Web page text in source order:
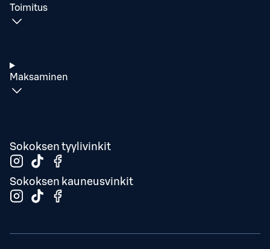
Toimitus
Maksaminen
Sokoksen tyylivinkit
Sokoksen kauneusvinkit